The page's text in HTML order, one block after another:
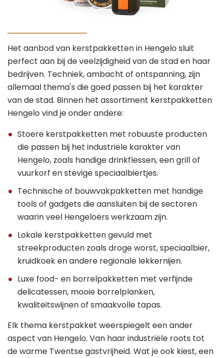
Het aanbod van kerstpakketten in Hengelo sluit
perfect aan bij de veelzijdigheid van de stad en haar
bedrijven. Techniek, ambacht of ontspanning, zijn
allemaal thema's die goed passen bij het karakter
van de stad. Binnen het assortiment kerstpakketten
Hengelo vind je onder andere:
Stoere kerstpakketten met robuuste producten
die passen bij het industriële karakter van
Hengelo, zoals handige drinkflessen, een grill of
vuurkorf en stevige speciaalbiertjes.
Technische of bouwvakpakketten met handige
tools of gadgets die aansluiten bij de sectoren
waarin veel Hengeloërs werkzaam zijn.
Lokale kerstpakketten gevuld met
streekproducten zoals droge worst, speciaalbier,
kruidkoek en andere regionale lekkernijen.
Luxe food- en borrelpakketten met verfijnde
delicatessen, mooie borrelplanken,
kwaliteitswijnen of smaakvolle tapas.
Elk thema kerstpakket weerspiegelt een ander
aspect van Hengelo. Van haar industriële roots tot
de warme Twentse gastvrijheid. Wat je ook kiest, een